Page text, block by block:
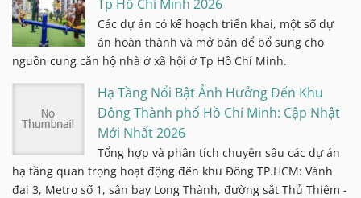
Tp Hồ Chí Minh 2026
Các dự án có kế hoạch triển khai, một số dự
án hoàn thành và mở bán để bổ sung cho
nguồn cung căn hộ nhà ở xã hội ở Tp Hồ Chí Minh.
Hạ Tầng Nổi Bật Ảnh Hưởng Đến Khu
Đông Thành phố Hồ Chí Minh: Cập Nhật
Mới Nhất 2026
Tổng hợp và phân tích chuyên sâu các dự án
hạ tầng quan trọng hoạt động đến khu Đông TP.HCM: Vành
đai 3, Metro số 1, sân bay Long Thành, đường sắt Thủ Thiêm -